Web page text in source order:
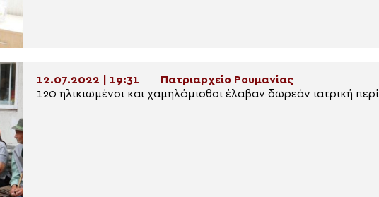
12.07.2022 | 19:31
Πατριαρχείο Ρουμανίας
120 ηλικιωμένοι και χαμηλόμισθοι έλαβαν δωρεάν ιατρική